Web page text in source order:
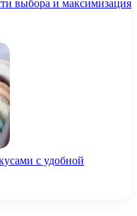
с удобной